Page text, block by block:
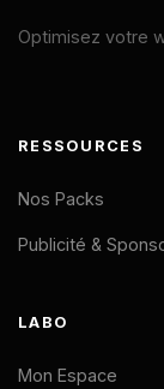
Optimisez votre
RESSOURCES
Nos Packs
Publicité &
LABO
Mon Espace